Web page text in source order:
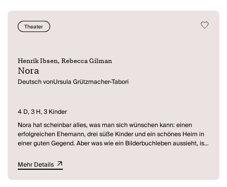
Theater
Henrik Ibsen, Rebecca Gilman
Nora
Deutsch vonUrsula Grützmacher-Tabori
4 D, 3 H, 3 Kinder
Nora hat scheinbar alles, was man sich wünschen kann: einen
erfolgreichen Ehemann, drei süße Kinder und ein schönes Heim in
einer guten Gegend. Aber was wie ein Bilderbuchleben aussieht, ist
keinen einfachen Ausweg gibt. Die preisgekrönte Autorin Rebecca
Gilman hat ihre Bearbeitung des Klassikers von Ibsen in die urbane
Gesellschaft des 21. Jahrhunderts versetzt. Frauen und finanzielle
Mehr Details